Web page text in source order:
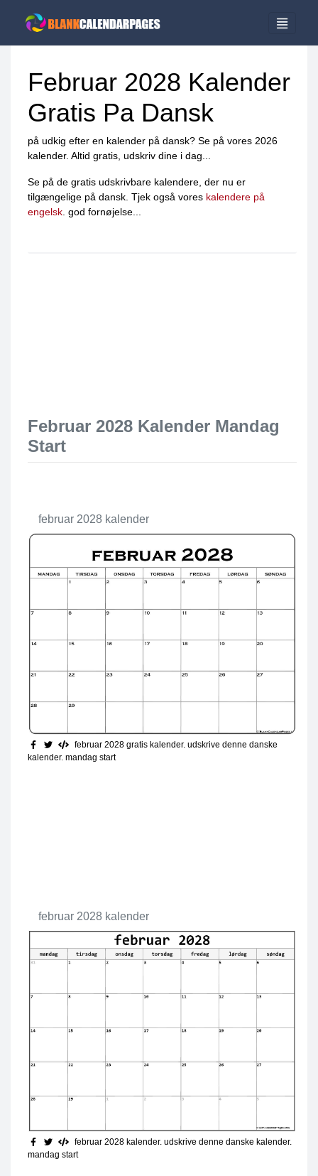
Februar 2028 Kalender
Gratis Pa Dansk
på udkig efter en kalender på dansk? Se på vores 2026
kalender. Altid gratis, udskriv dine i dag...
Se på de gratis udskrivbare kalendere, der nu er
tilgængelige på dansk. Tjek også vores kalendere på
engelsk . god fornøjelse...
Februar 2028 Kalender Mandag
Start
februar 2028 kalender
februar 2028 gratis kalender. udskrive denne danske
kalender. mandag start
februar 2028 kalender
februar 2028 kalender. udskrive denne danske kalender.
mandag start